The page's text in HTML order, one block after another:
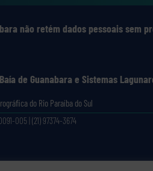
não retém dados pessoais sem
de Guanabara e Sistemas
do Rio Paraíba do Sul
005 | (21) 97374-3674